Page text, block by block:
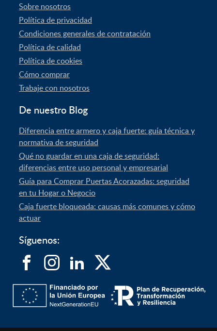
Sobre nosotros
Política de privacidad
Condiciones generales de contratación
Política de calidad
Política de cookies
Cómo comprar
Trabaje con nosotros
De nuestro Blog
Diferencia entre armero y caja fuerte: guía técnica y
normativa de seguridad
Qué no guardar en una caja de seguridad:
diferencias entre uso personal y empresarial
Guía para Comprar Puertas Acorazadas: seguridad
en tu Hogar o Negocio
Caja fuerte bloqueada: causas más comunes y cómo
actuar
Síguenos: